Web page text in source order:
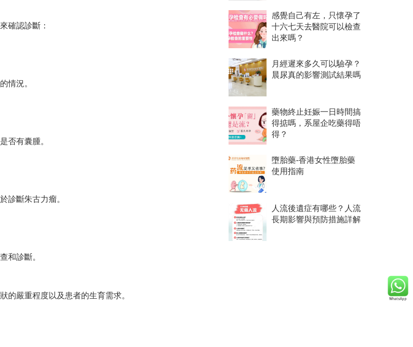
確認診斷：
情況。
否有囊腫。
診斷朱古力瘤。
和診斷。
嚴重程度以及患者的生育需求。
感覺自己有左，只懷孕了
十六七天去醫院可以檢查
出來嗎？
月經遲來多久可以驗孕？
晨尿真的影響測試結果嗎
藥物終止妊娠一日時間搞
得掂嗎，系屋企吃藥得唔
得？
墮胎藥-香港女性墮胎藥
使用指南
人流後遺症有哪些？人流
長期影響與預防措施詳解